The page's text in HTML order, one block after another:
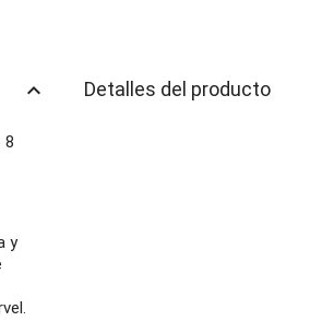
keyboard_arrow_up
8
y
Detalles del producto